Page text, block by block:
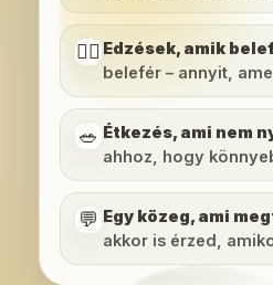
🧘‍♀️ Edzések, amik
belefér – annyit,
🥗 Étkezés, ami nem
ahhoz, hogy
💬 Egy közeg, ami
akkor is érzed,